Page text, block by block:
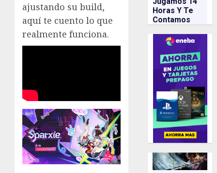
ajustando su build,
aquí te cuento lo que
realmente funciona.
Horas Y Te
Contamos